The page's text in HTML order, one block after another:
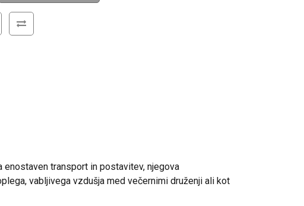
enostaven transport in postavitev, njegova
vabljivega vzdušja med večernimi druženji ali kot